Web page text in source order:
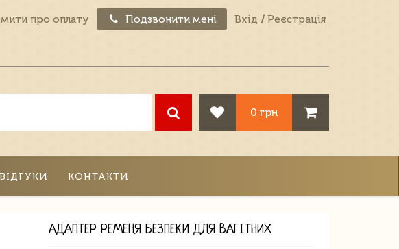
про оплату Подзвонити мені Вхід / Реєстрація
0 грн
ВІДГУКИ КОНТАКТИ
АДАПТЕР РЕМЕНЯ БЕЗПЕКИ ДЛЯ ВАГІТНИХ